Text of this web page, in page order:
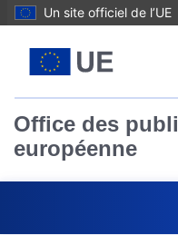
Un site officiel de l’UE
Office des
européenne